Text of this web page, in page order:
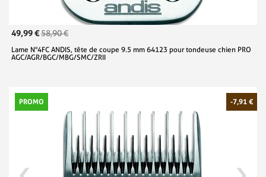
49,99 €58,90 €
Lame N°4FC ANDIS, tête de coupe 9.5 mm 64123 pour tondeuse chien PRO
AGC/AGR/BGC/MBG/SMC/ZRII
PROMO -7,91 €